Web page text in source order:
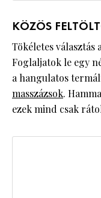
KÖZÖS
Tökéletes választás
Foglaljatok le egy
a hangulatos
masszázsok.
ezek mind csak